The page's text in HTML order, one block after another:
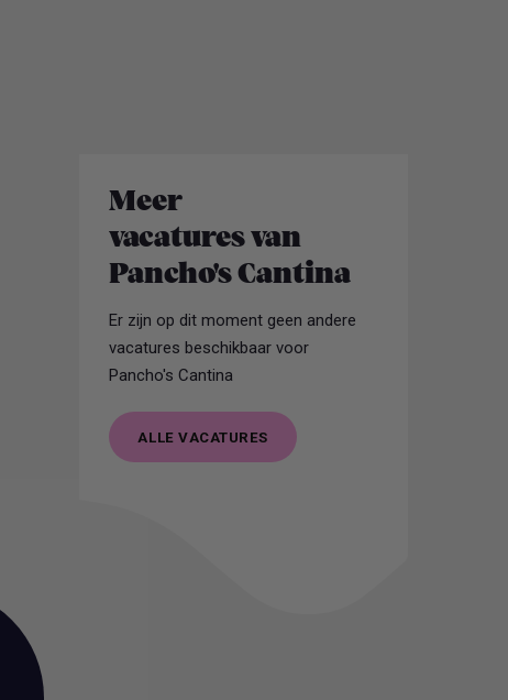
Meer
vacatures van
Pancho's Cantina
Er zijn op dit moment geen andere
vacatures beschikbaar voor
Pancho's Cantina
ALLE VACATURES